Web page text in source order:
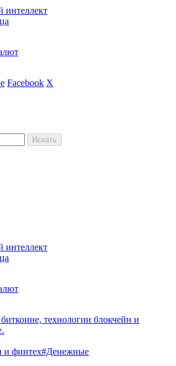
интеллект
Facebook X
интеллект
технологии блокчейн и
и финтех#Денежные